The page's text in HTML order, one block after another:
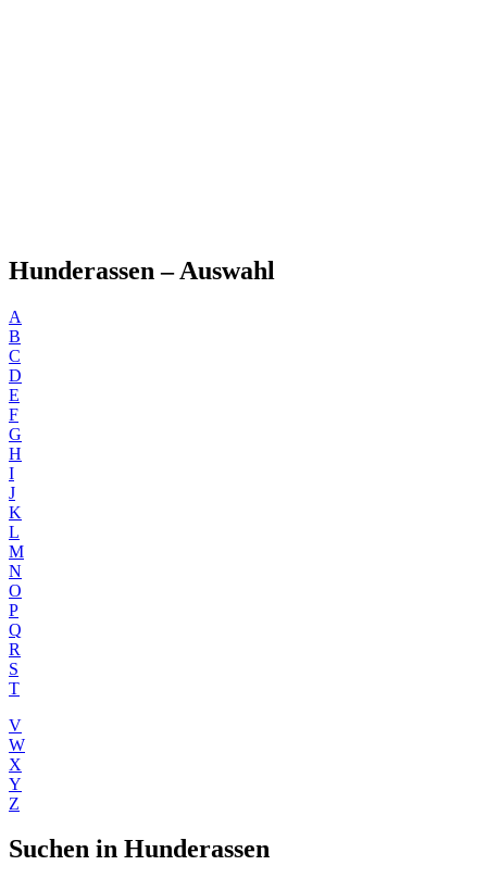
Hunderassen – Auswahl
A
B
C
D
E
F
G
H
I
J
K
L
M
N
O
P
Q
R
S
T
V
W
X
Y
Z
Suchen in Hunderassen